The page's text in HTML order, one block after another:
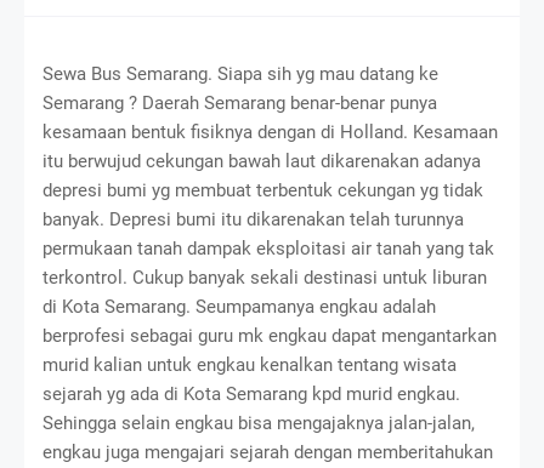
Sewa Bus Semarang. Siapa sih yg mau datang ke
Semarang ? Daerah Semarang benar-benar punya
kesamaan bentuk fisiknya dengan di Holland. Kesamaan
itu berwujud cekungan bawah laut dikarenakan adanya
depresi bumi yg membuat terbentuk cekungan yg tidak
banyak. Depresi bumi itu dikarenakan telah turunnya
permukaan tanah dampak eksploitasi air tanah yang tak
terkontrol. Cukup banyak sekali destinasi untuk liburan
di Kota Semarang. Seumpamanya engkau adalah
berprofesi sebagai guru mk engkau dapat mengantarkan
murid kalian untuk engkau kenalkan tentang wisata
sejarah yg ada di Kota Semarang kpd murid engkau.
Sehingga selain engkau bisa mengajaknya jalan-jalan,
engkau juga mengajari sejarah dengan memberitahukan